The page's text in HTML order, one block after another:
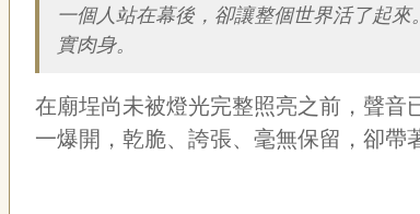
一個人站在幕後，卻讓整個世界活了起
實肉身。
在廟埕尚未被燈光完整照亮之前，聲
一爆開，乾脆、誇張、毫無保留，卻帶